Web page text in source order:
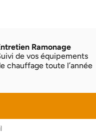
Ramonage
de vos équipements
chauffage toute l’année